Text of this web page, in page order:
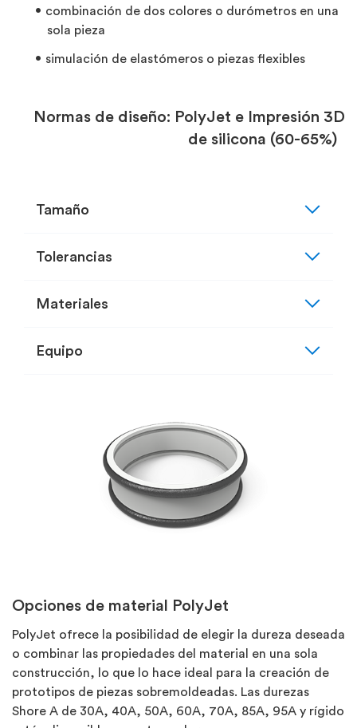
combinación de dos colores o durómetros en una
sola pieza
simulación de elastómeros o piezas flexibles
Normas de diseño: PolyJet e Impresión 3D
de silicona (60-65%)
Tamaño expand_more
Tolerancias expand_more
Materiales expand_more
Equipo expand_more
Opciones de material PolyJet
PolyJet ofrece la posibilidad de elegir la dureza deseada
o combinar las propiedades del material en una sola
construcción, lo que lo hace ideal para la creación de
prototipos de piezas sobremoldeadas. Las durezas
Shore A de 30A, 40A, 50A, 60A, 70A, 85A, 95A y rígido